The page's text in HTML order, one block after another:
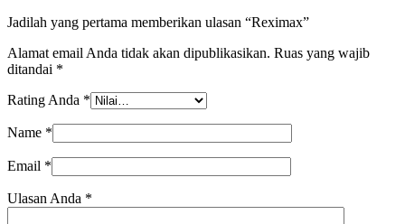
Jadilah yang pertama memberikan ulasan “Reximax”
Alamat email Anda tidak akan dipublikasikan. Ruas yang wajib
ditandai *
Rating Anda *
Name *
Email *
Ulasan Anda *